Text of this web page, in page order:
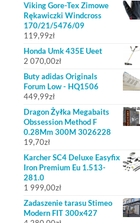
Viking Gore-Tex Zimowe
Rękawiczki Windcross
170/21/5476/09
119,99zł
Honda Umk 435E Ueet
2 070,00zł
Buty adidas Originals
Forum Low - HQ1506
449,99zł
Dragon Żyłka Megabaits
Obssession Method F
0.28Mm 300M 3026228
19,70zł
Karcher SC4 Deluxe Easyfix
Iron Premium Eu 1.513-
281.0
1 999,00zł
Zadaszenie tarasu Stimeo
Modern FIT 300x427